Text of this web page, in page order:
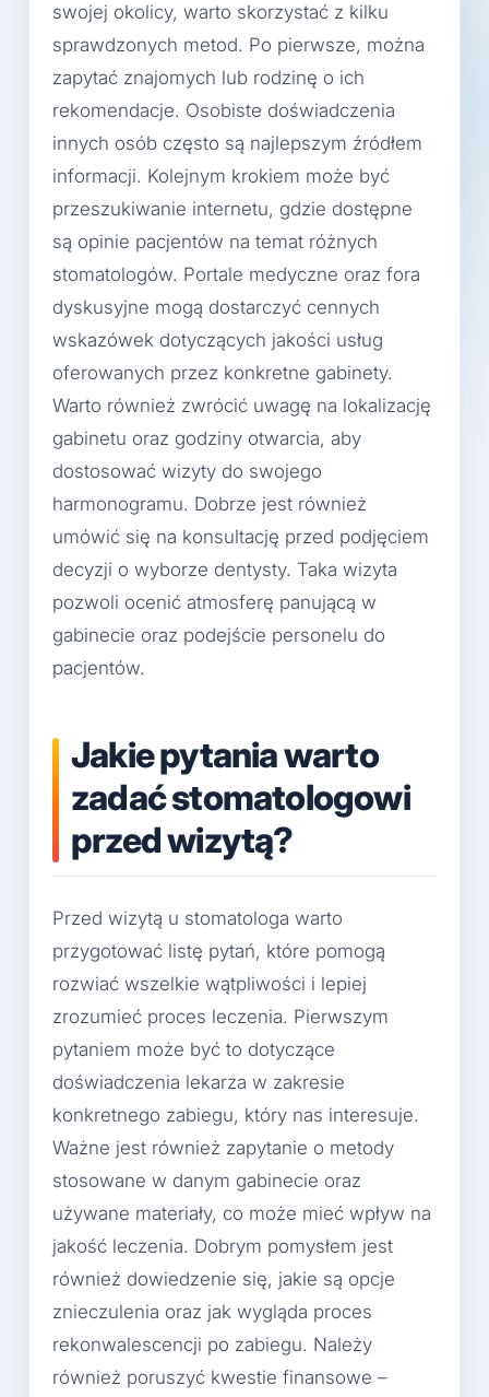
swojej okolicy, warto skorzystać z kilku
sprawdzonych metod. Po pierwsze, można
zapytać znajomych lub rodzinę o ich
rekomendacje. Osobiste doświadczenia
innych osób często są najlepszym źródłem
informacji. Kolejnym krokiem może być
przeszukiwanie internetu, gdzie dostępne
są opinie pacjentów na temat różnych
stomatologów. Portale medyczne oraz fora
dyskusyjne mogą dostarczyć cennych
wskazówek dotyczących jakości usług
oferowanych przez konkretne gabinety.
Warto również zwrócić uwagę na lokalizację
gabinetu oraz godziny otwarcia, aby
dostosować wizyty do swojego
harmonogramu. Dobrze jest również
umówić się na konsultację przed podjęciem
decyzji o wyborze dentysty. Taka wizyta
pozwoli ocenić atmosferę panującą w
gabinecie oraz podejście personelu do
pacjentów.
Jakie pytania warto
zadać stomatologowi
przed wizytą?
Przed wizytą u stomatologa warto
przygotować listę pytań, które pomogą
rozwiać wszelkie wątpliwości i lepiej
zrozumieć proces leczenia. Pierwszym
pytaniem może być to dotyczące
doświadczenia lekarza w zakresie
konkretnego zabiegu, który nas interesuje.
Ważne jest również zapytanie o metody
stosowane w danym gabinecie oraz
używane materiały, co może mieć wpływ na
jakość leczenia. Dobrym pomysłem jest
również dowiedzenie się, jakie są opcje
znieczulenia oraz jak wygląda proces
rekonwalescencji po zabiegu. Należy
również poruszyć kwestie finansowe –